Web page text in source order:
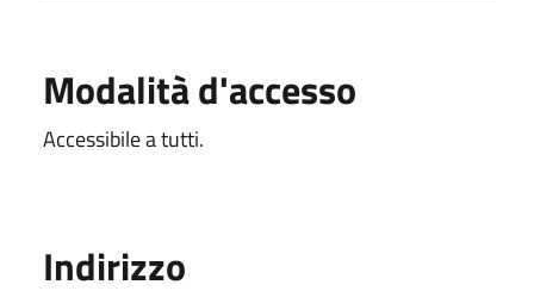
Modalità d'accesso
Accessibile a tutti.
Indirizzo